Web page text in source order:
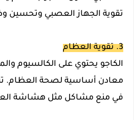
تقوية الجهاز العصبي وتحسين
3. تقوية العظام
الكاجو يحتوي على الكالسيوم
معادن أساسية لصحة العظام.
في منع مشاكل مثل هشاشة